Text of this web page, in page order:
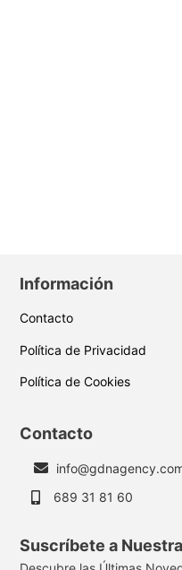
Información
Contacto
Política de Privacidad
Política de Cookies
Contacto
689 31 81 60
Suscríbete a